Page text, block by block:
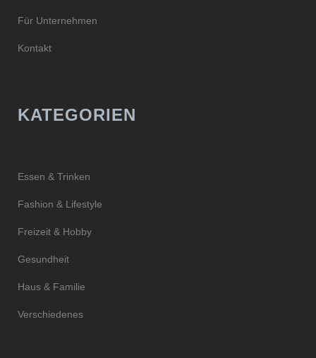
Für Unternehmen
Kontakt
KATEGORIEN
Essen & Trinken
Fashion & Lifestyle
Freizeit & Hobby
Gesundheit
Haus & Familie
Verschiedenes